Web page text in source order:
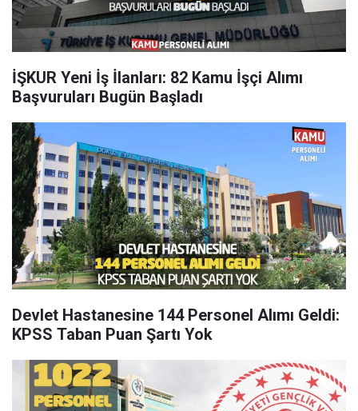
İŞKUR Yeni İş İlanları: 82 Kamu İşçi Alımı
Başvuruları Bugün Başladı
Devlet Hastanesine 144 Personel Alımı Geldi:
KPSS Taban Puan Şartı Yok